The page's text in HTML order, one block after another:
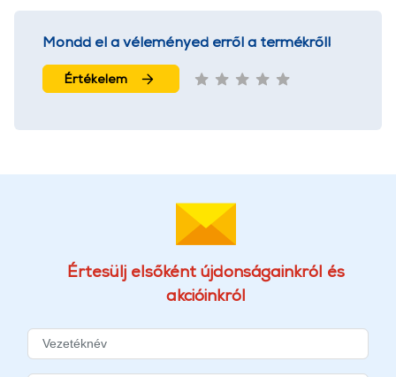
Mondd el a véleményed erről a termékről!
Értékelem
Értesülj elsőként újdonságainkról és
akcióinkról